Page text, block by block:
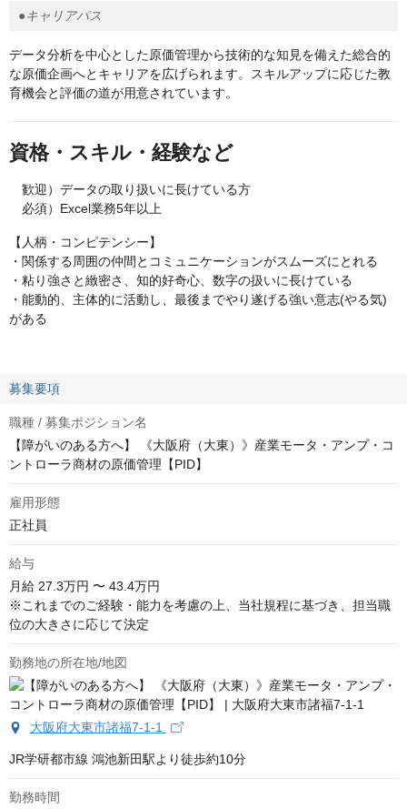
●キャリアパス
データ分析を中心とした原価管理から技術的な知見を備えた総合的
な原価企画へとキャリアを広げられます。スキルアップに応じた教
育機会と評価の道が用意されています。
資格・スキル・経験など
歓迎）データの取り扱いに長けている方
必須）Excel業務5年以上
【人柄・コンピテンシー】
・関係する周囲の仲間とコミュニケーションがスムーズにとれる
・粘り強さと緻密さ、知的好奇心、数字の扱いに長けている
・能動的、主体的に活動し、最後までやり遂げる強い意志(やる気)
がある
募集要項
職種 / 募集ポジション名
【障がいのある方へ】 《大阪府（大東）》産業モータ・アンプ・コ
ントローラ商材の原価管理【PID】
雇用形態
正社員
給与
月給 27.3万円 〜 43.4万円
※これまでのご経験・能力を考慮の上、当社規程に基づき、担当職
位の大きさに応じて決定
勤務地の所在地/地図
大阪府大東市諸福7-1-1
JR学研都市線 鴻池新田駅より徒歩約10分
勤務時間